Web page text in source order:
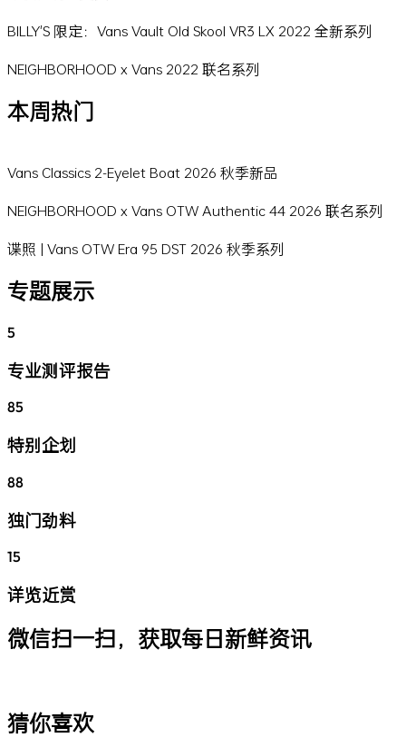
BILLY'S 限定：Vans Vault Old Skool VR3 LX 2022 全新系列
NEIGHBORHOOD x Vans 2022 联名系列
本周热门
Vans Classics 2-Eyelet Boat 2026 秋季新品
NEIGHBORHOOD x Vans OTW Authentic 44 2026 联名系列
谍照 | Vans OTW Era 95 DST 2026 秋季系列
专题展示
5
专业测评报告
85
特别企划
88
独门劲料
15
详览近赏
微信扫一扫，获取每日新鲜资讯
猜你喜欢